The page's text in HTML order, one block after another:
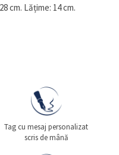
cm. Lățime: 14 cm.
Tag cu mesaj personalizat
scris de mână